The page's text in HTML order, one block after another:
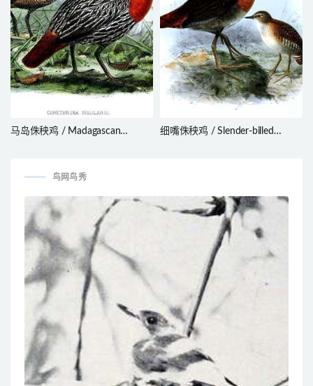
马岛侏秧鸡 / Madagascan
细嘴侏秧鸡 / Slender-billed
鸟网鸟秀